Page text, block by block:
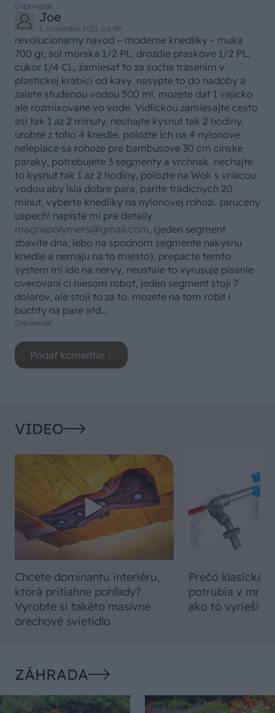
Odpovedať
Joe
1. novembra 2021 o 6:49
revolucionarny navod – moderne knedliky – muka
700 gr, sol morska 1/2 PL, drozdie praskove 1/2 PL,
cukor 1/4 CL, zamiesat to za sucha trasenim v
plastickej krabici od kavy. nasypte to do nadoby a
zalete studenou vodou 500 ml, mozete dat 1 vajicko
ale rozmixovane vo vode. Vidlickou zamiesajte cesto
asi tak 1 az 2 minuty. nechajte kysnut tak 2 hodiny.
urobte z toho 4 knedle. polozte ich na 4 nylonove
nelepiace sa rohoze pre bambusove 30 cm cinske
paraky, potrebujete 3 segmenty a vrchnak. nechajte
to kysnut tak 1 az 2 hodiny, polozte na Wok s vriacou
vodou aby isla dobre para, parite tradicnych 20
minut, vyberte knedliky na nylonovej rohozi. zaruceny
uspech! napiste mi pre detaily
magnapolymers@gmail.com , (jeden segment
zbavite dna, lebo na spodnom segmente nakysnu
knedle a nemaju na to miesto). prepacte temto
system mi ide na nervy, neustale to vyrusuje pisanie
overovani ci niesom robot, jeden segment stoji 7
dolarov, ale stoji to za to. mozete na tom robit i
buchty na pare atd…
Odpovedať
VIDEO
Chcete dominantu interiéru,
ktorá pritiahne pohľady?
Vyrobte si takéto masívne
orechové svietidlo
Prečo klasická
potrubia v
ako to vyriešiť
ZÁHRADA